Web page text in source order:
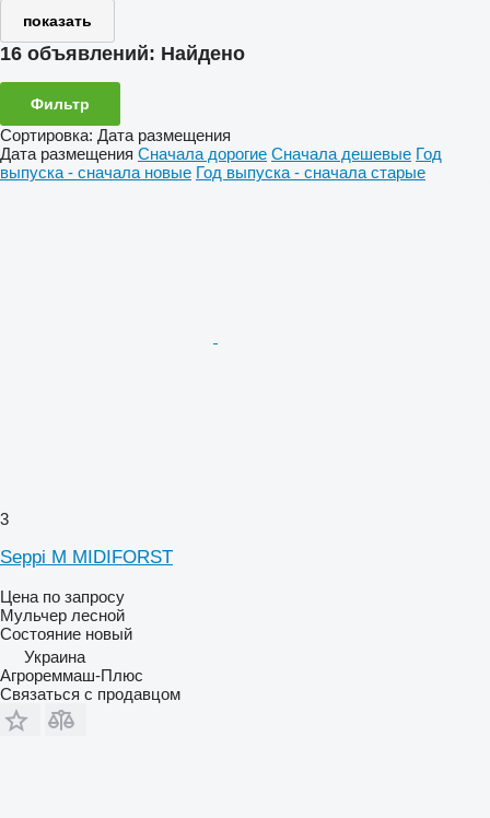
показать
16 объявлений: Найдено
Фильтр
Сортировка: Дата размещения
Дата размещения Сначала дорогие Сначала дешевые Год
выпуска - сначала новые Год выпуска - сначала старые
3
Seppi M MIDIFORST
Цена по запросу
Мульчер лесной
Состояние новый
Украина
Агрореммаш-Плюс
Связаться с продавцом